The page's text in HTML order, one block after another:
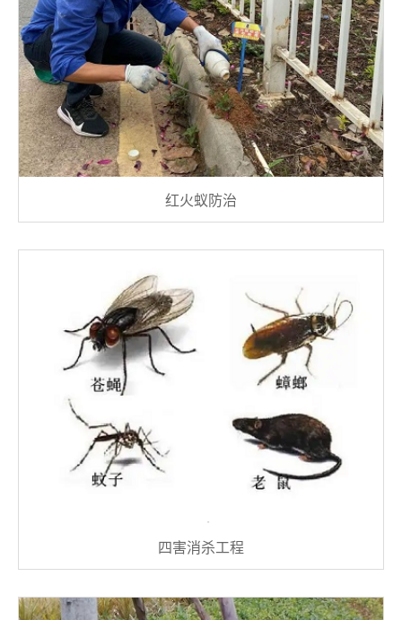
红火蚁防治
四害消杀工程